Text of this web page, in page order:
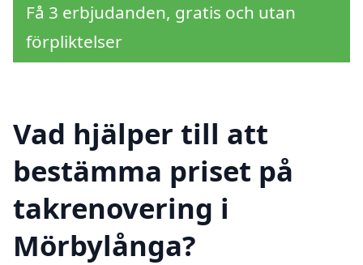
Få 3 erbjudanden, gratis och utan
förpliktelser
Vad hjälper till att
bestämma priset på
takrenovering i
Mörbylånga?